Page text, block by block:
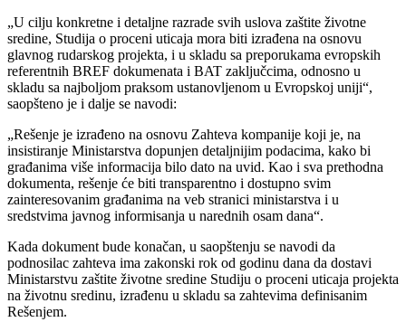
„U cilju konkretne i detaljne razrade svih uslova zaštite životne
sredine, Studija o proceni uticaja mora biti izrađena na osnovu
glavnog rudarskog projekta, i u skladu sa preporukama evropskih
referentnih BREF dokumenata i BAT zaključcima, odnosno u
skladu sa najboljom praksom ustanovljenom u Evropskoj uniji“,
saopšteno je i dalje se navodi:
„Rešenje je izrađeno na osnovu Zahteva kompanije koji je, na
insistiranje Ministarstva dopunjen detaljnijim podacima, kako bi
građanima više informacija bilo dato na uvid. Kao i sva prethodna
dokumenta, rešenje će biti transparentno i dostupno svim
zainteresovanim građanima na veb stranici ministarstva i u
sredstvima javnog informisanja u narednih osam dana“.
Kada dokument bude konačan, u saopštenju se navodi da
podnosilac zahteva ima zakonski rok od godinu dana da dostavi
Ministarstvu zaštite životne sredine Studiju o proceni uticaja projekta
na životnu sredinu, izrađenu u skladu sa zahtevima definisanim
Rešenjem.